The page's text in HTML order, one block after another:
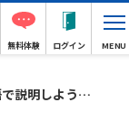
無料体験 ログイン MENU
節句の魅力を世界にお伝え